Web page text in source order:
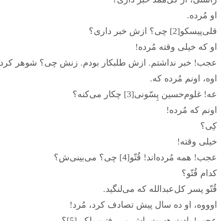
او مُرده.
قلی‌پیسکو[2] چی؟ ازش خبر داری؟
او که خیلی وقته مُرده!
عجب! خبر نداشتم. ازش طلبکار بودم. زنش چی؟ شوهر
اوه، اونم مُرده که.
عه! غلوم‌حسین پِسّونی[3] چکار می‌کنه؟
اونم که مُرده!
کِی؟
خیلی وقته!
عجب! همه مُرده‌اند! قُتّو[4] چی؟ می‌بینی‌ش؟
کدام قُتّو؟
قُتّو پسر کل‌عبدالله که می‌لنگید.
اوووه، او ده سال پیش تصادف کرد، مُرد!